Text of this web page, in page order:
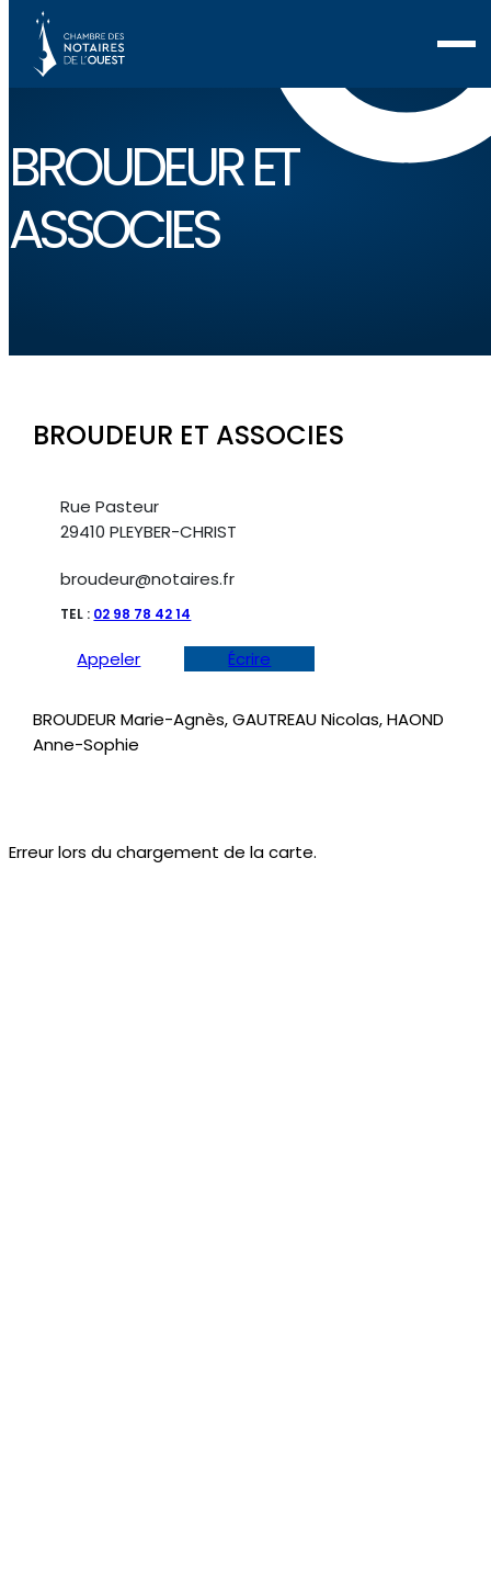
BROUDEUR ET
ASSOCIES
Erreur lors du chargement de la carte.
BROUDEUR ET ASSOCIES
Rue Pasteur
29410 PLEYBER-CHRIST
broudeur@notaires.fr
TEL : 02 98 78 42 14
Appeler Écrire
BROUDEUR Marie-Agnès, GAUTREAU Nicolas, HAOND
Anne-Sophie